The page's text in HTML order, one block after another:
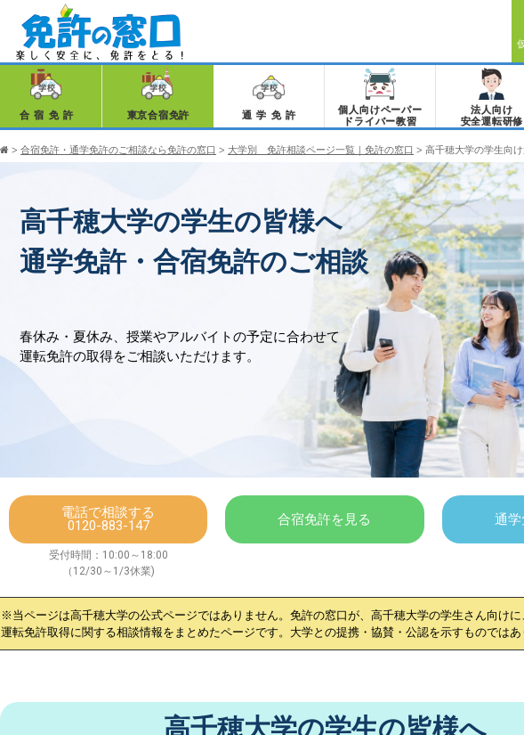
合宿免許 東京合宿免許 通学免許
個人向けペーパー
ドライバー教習
法人向け
安全運転研修
> 合宿免許・通学免許のご相談なら免許の窓口 > 大学別 免許相談ページ一覧｜免許の窓口 > 高千穂大学の学生向
高千穂大学の学生の皆様へ
通学免許・合宿免許のご相談
春休み・夏休み、授業やアルバイトの予定に合わせて
運転免許の取得をご相談いただけます。
電話で相談する
0120-883-147
受付時間：10:00～18:00
（12/30～1/3休業)
合宿免許を見る 通
※当ページは高千穂大学の公式ページではありません。免許の窓口が、 高千穂大学の学生さん向けに
運転免許取得に関する相談情報をまとめたページです。大学との提携・協賛・公認を示すものでは
高千穂大学の学生の皆様へ